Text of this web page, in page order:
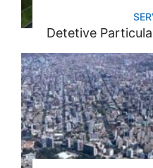
Detetive